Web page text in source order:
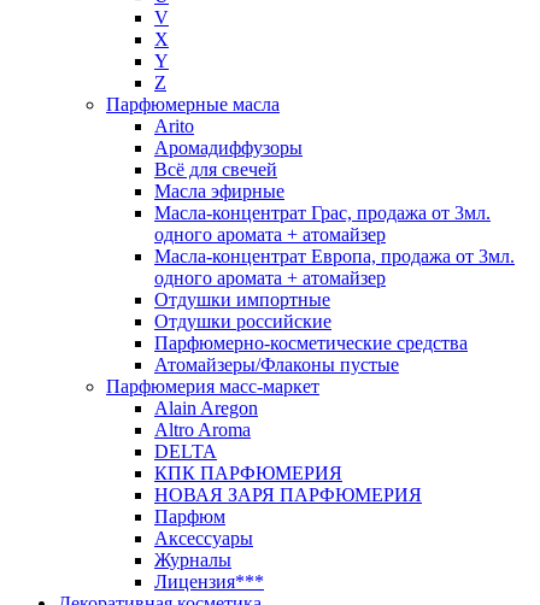
V
X
Y
Z
Парфюмерные масла
Arito
Аромадиффузоры
Всё для свечей
Масла эфирные
Масла-концентрат Грас, продажа от 3мл.
одного аромата + атомайзер
Масла-концентрат Европа, продажа от 3мл.
одного аромата + атомайзер
Отдушки импортные
Отдушки российские
Парфюмерно-косметические средства
Атомайзеры/Флаконы пустые
Парфюмерия масс-маркет
Alain Aregon
Altro Aroma
DELTA
КПК ПАРФЮМЕРИЯ
НОВАЯ ЗАРЯ ПАРФЮМЕРИЯ
Парфюм
Аксессуары
Журналы
Лицензия***